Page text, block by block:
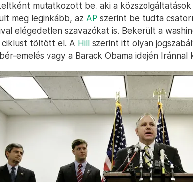
mutatkozott be, aki a
meg leginkább, az AP szerint be tudta
elégedetlen szavazókat is. Bekerült a
töltött el. A Hill szerint itt olyan
emelés vagy a Barack Obama idején